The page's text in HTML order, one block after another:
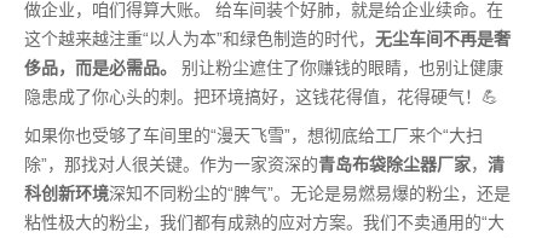
做企业，咱们得算大账。 给车间装个好肺，就是给企业续命。在
这个越来越注重“以人为本”和绿色制造的时代， 无尘车间不再是奢
侈品，而是必需品。
别让粉尘遮住了你赚钱的眼睛，也别让健康
隐患成了你心头的刺。把环境搞好，这钱花得值，花得硬气！💪
如果你也受够了车间里的“漫天飞雪”，想彻底给工厂来个“大扫
除”，那找对人很关键。作为一家资深的青岛布袋除尘器厂家， 清
科创新环境深知不同粉尘的“脾气”。无论是易燃易爆的粉尘，还是
粘性极大的粉尘，我们都有成熟的应对方案。我们不卖通用的“大